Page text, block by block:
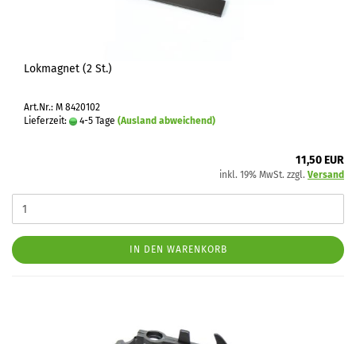
Lokmagnet (2 St.)
Art.Nr.: M 8420102
Lieferzeit:
4-5 Tage (Ausland abweichend)
11,50 EUR
inkl. 19% MwSt. zzgl. Versand
IN DEN WARENKORB